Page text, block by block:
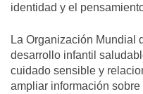
identidad y el
La Organización Mundial
desarrollo infantil
cuidado sensible y
ampliar información